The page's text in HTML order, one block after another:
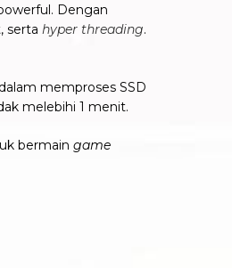
Dengan
serta hyper threading.
memproses SSD
melebihi 1 menit.
bermain game